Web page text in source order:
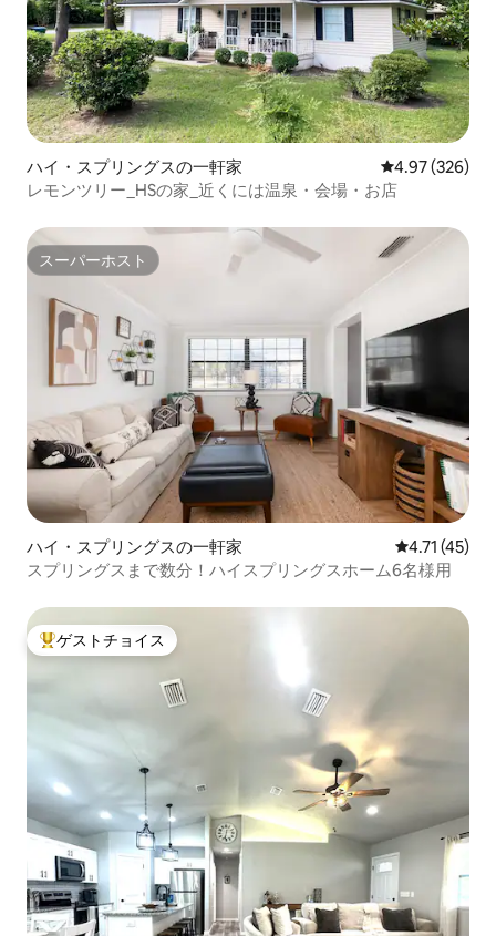
ハイ・スプリングスの一軒家 レビュー326
4.97 (326)
レモンツリー_HSの家_近くには温泉・会場・お店
スーパーホスト
スーパーホスト
ハイ・スプリングスの一軒家 レビュー45
4.71 (45)
スプリングスまで数分！ハイスプリングスホーム6名様用
大好評のゲストチョイスです。
ゲストチョイス